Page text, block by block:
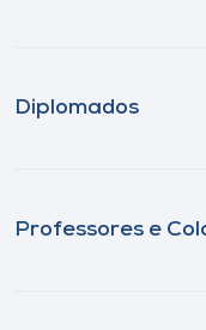
Diplomados
Professores e